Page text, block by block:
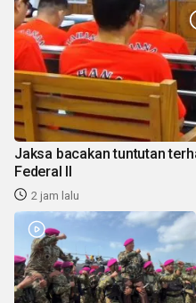
Jaksa bacakan tuntutan
Federal II
2 jam lalu